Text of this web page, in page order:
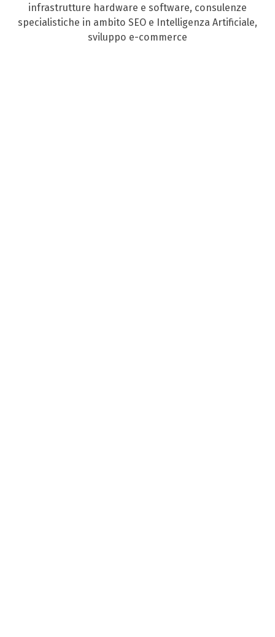
infrastrutture hardware e software, consulenze
specialistiche in ambito SEO e Intelligenza Artificiale,
sviluppo e-commerce